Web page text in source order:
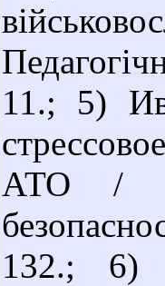
11.; 5)
АТО /
132.; 6)